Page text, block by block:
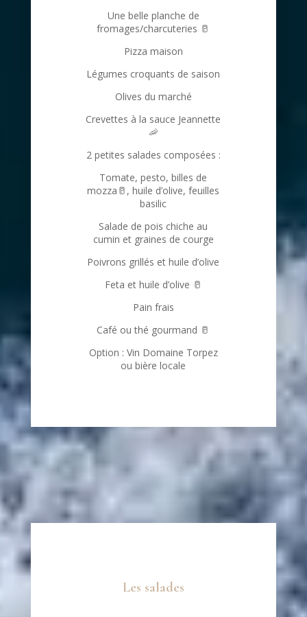
Une belle planche de
fromages/charcuteries 🥛
Pizza maison
Légumes croquants de saison
Olives du marché
Crevettes à la sauce Jeannette
🦐
2 petites salades composées :
Tomate, pesto, billes de
mozza 🥛 , huile d’olive, feuilles
basilic
Salade de pois chiche au
cumin et graines de courge
Poivrons grillés et huile d’olive
Feta et huile d’olive 🥛
Pain frais
Café ou thé gourmand 🥛
Option : Vin Domaine Torpez
ou bière locale
Les salades